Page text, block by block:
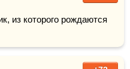
из которого рождаются